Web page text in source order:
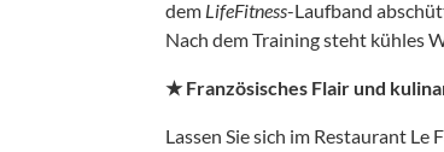
dem LifeFitness-Laufband
Nach dem Training steht kühles
★ Französisches Flair und
Lassen Sie sich im Restaurant